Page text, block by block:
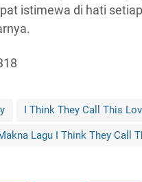
istimewa di hati
I Think They Call This
Lagu I Think They Call